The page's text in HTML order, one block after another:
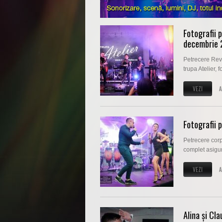
Fotografii
decembrie
Petrecere
trupa Atelier,
VEZI
Fotografii
Petrecere
complet
VEZI
Alina și